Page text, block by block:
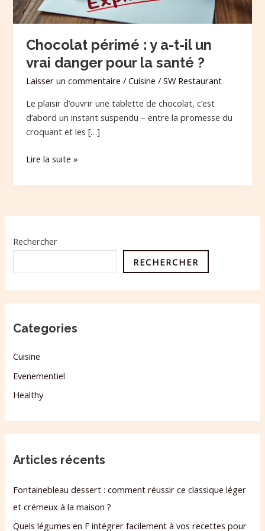
Chocolat périmé : y a-t-il un
vrai danger pour la santé ?
Laisser un commentaire /Cuisine /SW Restaurant
Le plaisir d’ouvrir une tablette de chocolat, c’est
d’abord un instant suspendu – entre la promesse du
croquant et les […]
vrai
danger
la
santé
?
Lire la suite »
Rechercher
RECHERCHER
Categories
Cuisine
Evenementiel
Healthy
Articles récents
Fontainebleau dessert : comment réussir ce classique léger
et crémeux à la maison ?
Quels légumes en F intégrer facilement à vos recettes pour